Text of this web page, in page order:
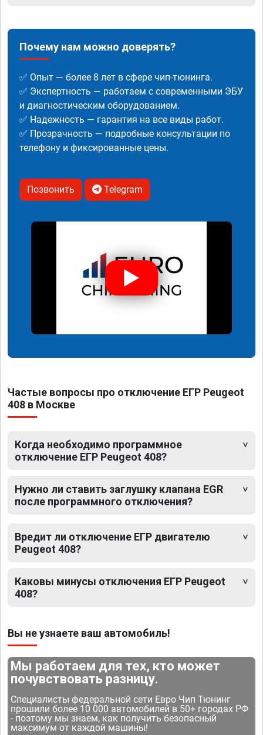
Почему нам можно доверять?
✅ Опыт — более 8 лет в сфере чип-тюнинга.
✅ Экспертность — работаем с современными ЭБУ
и диагностическим оборудованием.
✅ Надежность — гарантия на все виды работ.
✅ Прозрачность — подробные консультации по
телефону и фиксированные цены.
Позвонить Telegram
Частые вопросы про отключение ЕГР Peugeot
408 в Москве
Когда необходимо программное
отключение ЕГР Peugeot 408?
Нужно ли ставить заглушку клапана EGR
после программного отключения?
Вредит ли отключение ЕГР двигателю
Peugeot 408?
Каковы минусы отключения ЕГР Peugeot
408?
Вы не узнаете ваш автомобиль!
Мы работаем для тех, кто может
почувствовать разницу.
Специалисты федеральной сети Евро Чип Тюнинг
прошили более 10 000 автомобилей в 50+ городах РФ
- поэтому мы знаем, как получить безопасный
максимум от каждой машины!